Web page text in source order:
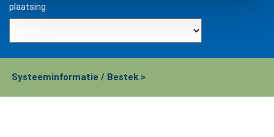
plaatsing
Systeeminformatie / Bestek >